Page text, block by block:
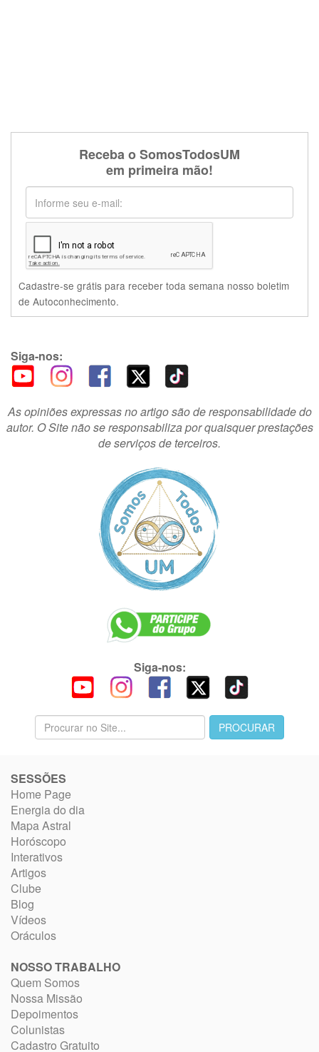
Receba o SomosTodosUM
em primeira mão!
Cadastre-se grátis para receber toda semana nosso boletim
de Autoconhecimento.
Siga-nos:
As opiniões expressas no artigo são de responsabilidade do
autor. O Site não se responsabiliza por quaisquer prestações
de serviços de terceiros.
Siga-nos:
SESSÕES
Home Page
Energia do dia
Mapa Astral
Horóscopo
Interativos
Artigos
Clube
Blog
Vídeos
Oráculos
NOSSO TRABALHO
Quem Somos
Nossa Missão
Depoimentos
Colunistas
Cadastro Gratuito